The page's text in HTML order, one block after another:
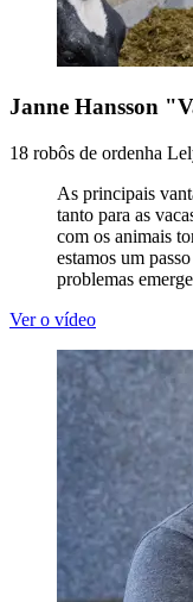
Janne Hansson
18 robôs de ordenha
As principais
tanto para as
com os animais
estamos um
problemas
Ver o vídeo